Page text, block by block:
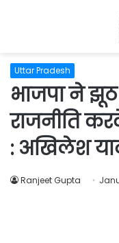
Uttar Pradesh
भाजपा ने
राजनीति
: अखिलेश
Ranjeet Gupta